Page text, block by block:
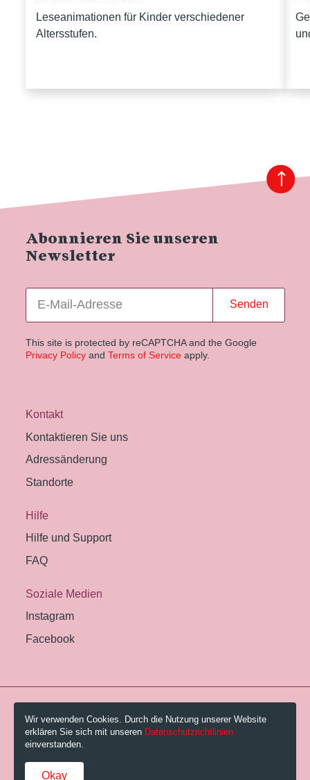
Leseanimationen für Kinder verschiedener
Altersstufen.
Abonnieren Sie unseren
Newsletter
Senden
This site is protected by reCAPTCHA and the Google
Privacy Policyand Terms of Service apply.
Kontakt
Kontaktieren Sie uns
Adressänderung
Standorte
Hilfe
Hilfe und Support
FAQ
Soziale Medien
Instagram
Facebook
© 2026 Pestalozzi-Bibliothek Zürich.
Impressum
Gebühren und AGB
Wir verwenden Cookies. Durch die Nutzung unserer Website
erklären Sie sich mit unseren Datenschutzrichtlinien
einverstanden.
Okay